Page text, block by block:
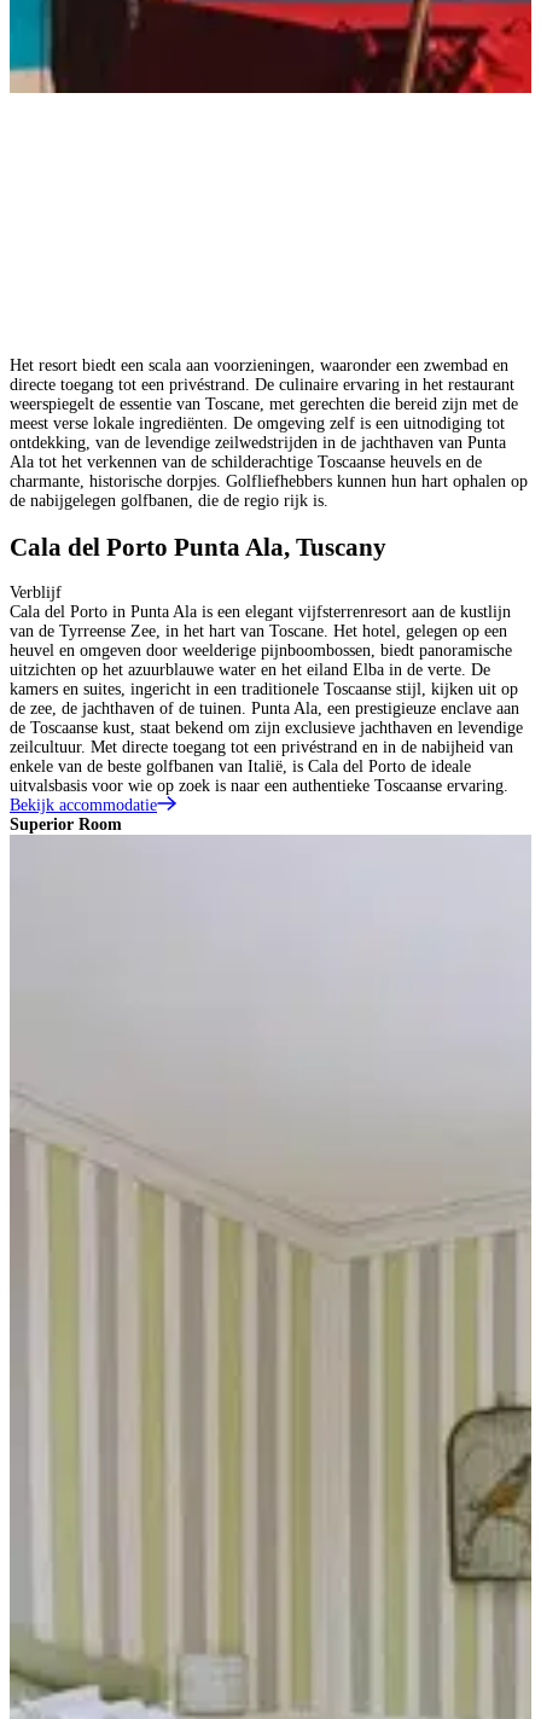
Het resort biedt een scala aan voorzieningen, waaronder een zwembad en
directe toegang tot een privéstrand. De culinaire ervaring in het restaurant
weerspiegelt de essentie van Toscane, met gerechten die bereid zijn met de
meest verse lokale ingrediënten. De omgeving zelf is een uitnodiging tot
ontdekking, van de levendige zeilwedstrijden in de jachthaven van Punta
Ala tot het verkennen van de schilderachtige Toscaanse heuvels en de
charmante, historische dorpjes. Golfliefhebbers kunnen hun hart ophalen op
de nabijgelegen golfbanen, die de regio rijk is.
Cala del Porto Punta Ala, Tuscany
Verblijf
Cala del Porto in Punta Ala is een elegant vijfsterrenresort aan de kustlijn
van de Tyrreense Zee, in het hart van Toscane. Het hotel, gelegen op een
heuvel en omgeven door weelderige pijnboombossen, biedt panoramische
uitzichten op het azuurblauwe water en het eiland Elba in de verte. De
kamers en suites, ingericht in een traditionele Toscaanse stijl, kijken uit op
de zee, de jachthaven of de tuinen. Punta Ala, een prestigieuze enclave aan
de Toscaanse kust, staat bekend om zijn exclusieve jachthaven en levendige
zeilcultuur. Met directe toegang tot een privéstrand en in de nabijheid van
enkele van de beste golfbanen van Italië, is Cala del Porto de ideale
uitvalsbasis voor wie op zoek is naar een authentieke Toscaanse ervaring.
Bekijk accommodatie
Superior Room